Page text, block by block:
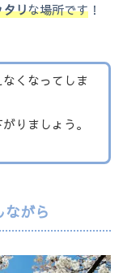
タリな場所です ！
くなってしま
りましょう。
ながら